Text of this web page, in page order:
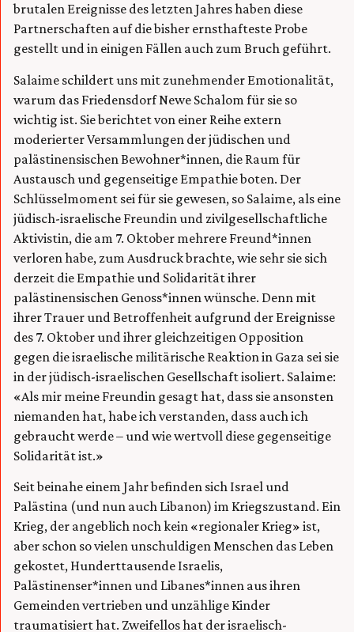
brutalen Ereignisse des letzten Jahres haben diese
Partnerschaften auf die bisher ernsthafteste Probe
gestellt und in einigen Fällen auch zum Bruch geführt.
Salaime schildert uns mit zunehmender Emotionalität,
warum das Friedensdorf Newe Schalom für sie so
wichtig ist. Sie berichtet von einer Reihe extern
moderierter Versammlungen der jüdischen und
palästinensischen Bewohner*innen, die Raum für
Austausch und gegenseitige Empathie boten. Der
Schlüsselmoment sei für sie gewesen, so Salaime, als eine
jüdisch-israelische Freundin und zivilgesellschaftliche
Aktivistin, die am 7. Oktober mehrere Freund*innen
verloren habe, zum Ausdruck brachte, wie sehr sie sich
derzeit die Empathie und Solidarität ihrer
palästinensischen Genoss*innen wünsche. Denn mit
ihrer Trauer und Betroffenheit aufgrund der Ereignisse
des 7. Oktober und ihrer gleichzeitigen Opposition
gegen die israelische militärische Reaktion in Gaza sei sie
in der jüdisch-israelischen Gesellschaft isoliert. Salaime:
«Als mir meine Freundin gesagt hat, dass sie ansonsten
niemanden hat, habe ich verstanden, dass auch ich
gebraucht werde – und wie wertvoll diese gegenseitige
Solidarität ist.»
Seit beinahe einem Jahr befinden sich Israel und
Palästina (und nun auch Libanon) im Kriegszustand. Ein
Krieg, der angeblich noch kein «regionaler Krieg» ist,
aber schon so vielen unschuldigen Menschen das Leben
gekostet, Hunderttausende Israelis,
Palästinenser*innen und Libanes*innen aus ihren
Gemeinden vertrieben und unzählige Kinder
traumatisiert hat. Zweifellos hat der israelisch-